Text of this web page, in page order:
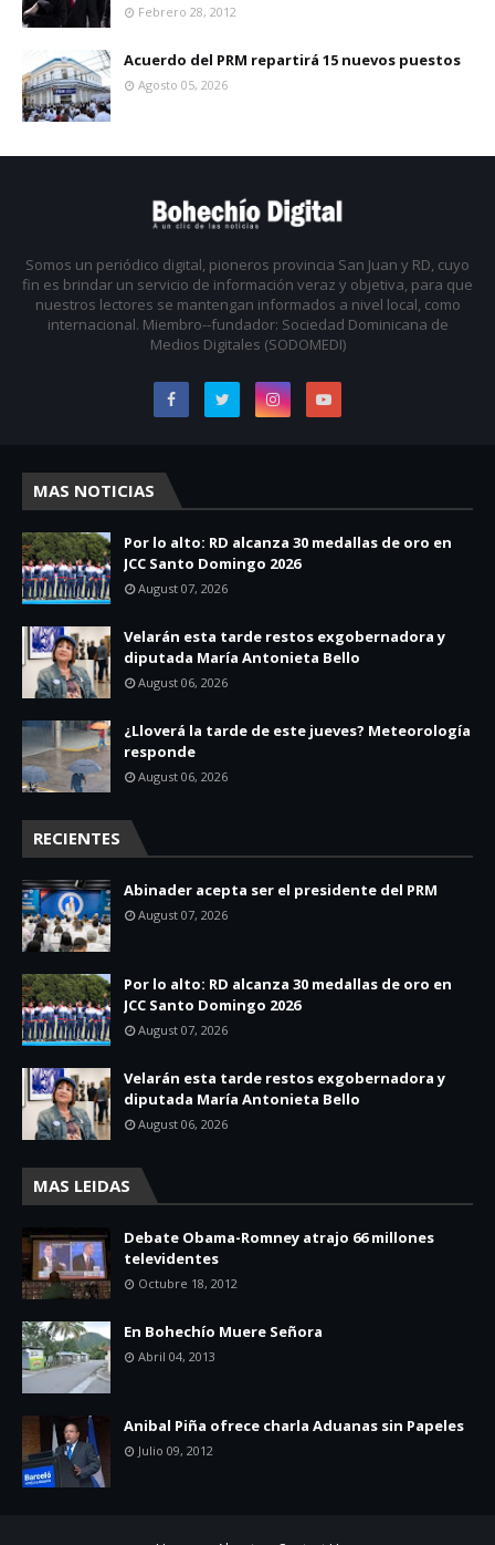
Febrero 28, 2012
Acuerdo del PRM repartirá 15 nuevos puestos
Agosto 05, 2026
Somos un periódico digital, pioneros provincia San Juan y RD, cuyo
fin es brindar un servicio de información veraz y objetiva, para que
nuestros lectores se mantengan informados a nivel local, como
internacional. Miembro--fundador: Sociedad Dominicana de
Medios Digitales (SODOMEDI)
MAS NOTICIAS
Por lo alto: RD alcanza 30 medallas de oro en
JCC Santo Domingo 2026
August 07, 2026
Velarán esta tarde restos exgobernadora y
diputada María Antonieta Bello
August 06, 2026
¿Lloverá la tarde de este jueves? Meteorología
responde
August 06, 2026
RECIENTES
Abinader acepta ser el presidente del PRM
August 07, 2026
Por lo alto: RD alcanza 30 medallas de oro en
JCC Santo Domingo 2026
August 07, 2026
Velarán esta tarde restos exgobernadora y
diputada María Antonieta Bello
August 06, 2026
MAS LEIDAS
Debate Obama-Romney atrajo 66 millones
televidentes
Octubre 18, 2012
En Bohechío Muere Señora
Abril 04, 2013
Anibal Piña ofrece charla Aduanas sin Papeles
Julio 09, 2012